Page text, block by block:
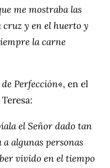
me mostraba las
cruz y en el huerto y
la carne
Perfección«, en el
el Señor dado tan
algunas personas
vivido en el tiempo